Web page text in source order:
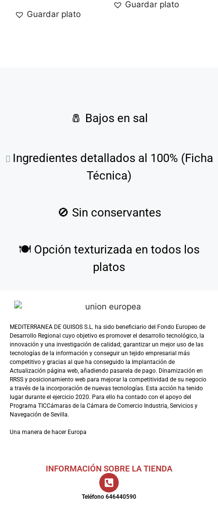
Guardar plato
Guardar plato
🧂 Bajos en sal
Ingredientes detallados al 100% (Ficha
Técnica)
🚫 Sin conservantes
🍽️ Opción texturizada en todos los
platos
MEDITERRANEA DE GUISOS S.L. ha sido beneficiario del Fondo Europeo de
Desarrollo Regional cuyo objetivo es promover el desarrollo tecnológico, la
innovación y una investigación de calidad; garantizar un mejor uso de las
tecnologías de la información y conseguir un tejido empresarial más
competitivo y gracias al que ha conseguido la Implantación de
Actualización página web, añadiendo pasarela de pago. Dinamización en
RRSS y posicionamiento web para mejorar la competitividad de su negocio
a través de la incorporación de nuevas tecnologías. Esta acción ha tenido
lugar durante el ejercicio 2020. Para ello ha contado con el apoyo del
Programa TICCámaras de la Cámara de Comercio Industria, Servicios y
Navegación de Sevilla.
Una manera de hacer Europa
INFORMACIÓN SOBRE LA TIENDA
Teléfono 646440590